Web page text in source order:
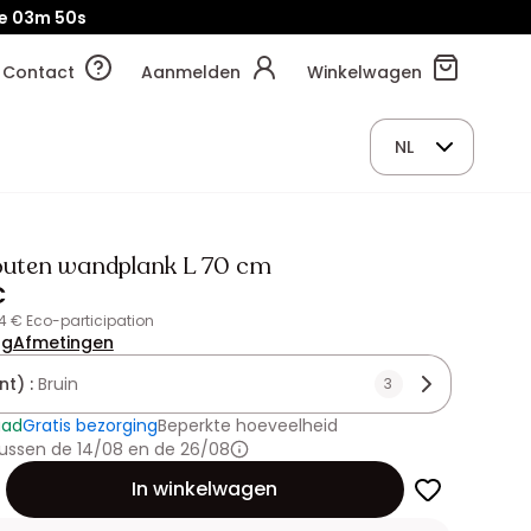
03m 48s
Contact Aanmelden Winkelwagen
NL
wandplank L 70 cm
€ Eco-participation
Afmetingen
: Bruin 3
Gratis bezorgingBeperkte hoeveelheid
de 14/08 en de 26/08
In winkelwagen